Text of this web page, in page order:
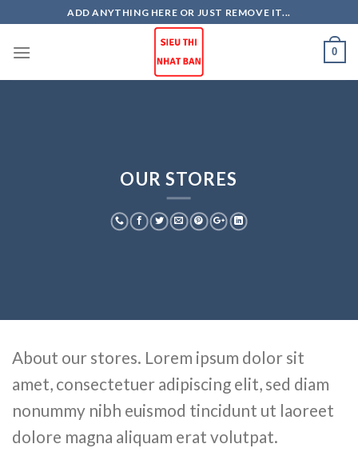
to
content
ADD ANYTHING HERE OR JUST REMOVE IT...
0
OUR STORES
About our stores. Lorem ipsum dolor sit
amet, consectetuer adipiscing elit, sed diam
nonummy nibh euismod tincidunt ut laoreet
dolore magna aliquam erat volutpat.